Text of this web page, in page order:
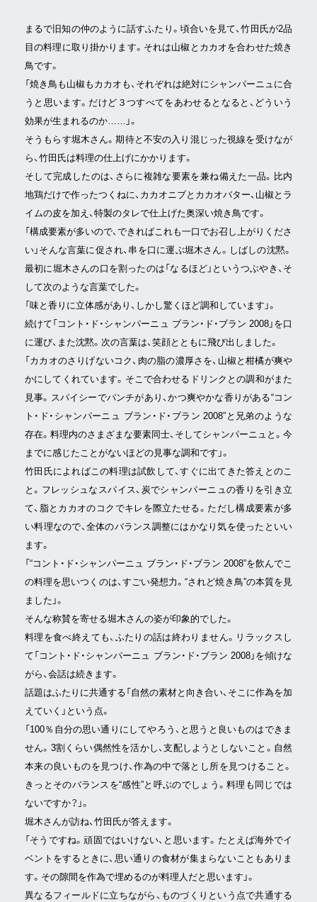
まるで旧知の仲のように話すふたり。頃合いを見て、竹田氏が2品
目の料理に取り掛かります。それは山椒とカカオを合わせた焼き
鳥です。
「焼き鳥も山椒もカカオも、それぞれは絶対にシャンパーニュに合
うと思います。だけど３つすべてをあわせるとなると、どういう
効果が生まれるのか……」。
そうもらす堀木さん。期待と不安の入り混じった視線を受けなが
ら、竹田氏は料理の仕上げにかかります。
そして完成したのは、さらに複雑な要素を兼ね備えた一品。比内
地鶏だけで作ったつくねに、カカオニブとカカオバター、山椒とラ
イムの皮を加え、特製のタレで仕上げた奥深い焼き鳥です。
「構成要素が多いので、できればこれも一口でお召し上がりくださ
い」そんな言葉に促され、串を口に運ぶ堀木さん。しばしの沈黙。
最初に堀木さんの口を割ったのは「なるほど」というつぶやき、そ
して次のような言葉でした。
「味と香りに立体感があり、しかし驚くほど調和しています」。
続けて「コント・ド・シャンパーニュ ブラン・ド・ブラン 2008」を口
に運び、また沈黙。次の言葉は、笑顔とともに飛び出しました。
「カカオのさりげないコク、肉の脂の濃厚さを、山椒と柑橘が爽や
かにしてくれています。そこで合わせるドリンクとの調和がまた
見事。スパイシーでパンチがあり、かつ爽やかな香りがある“コン
ト・ド・シャンパーニュ ブラン・ド・ブラン 2008”と兄弟のような
存在。料理内のさまざまな要素同士、そしてシャンパーニュと。今
までに感じたことがないほどの見事な調和です」。
竹田氏によればこの料理は試飲して、すぐに出てきた答えとのこ
と。フレッシュなスパイス、炭でシャンパーニュの香りを引き立
て、脂とカカオのコクでキレを際立たせる。ただし構成要素が多
い料理なので、全体のバランス調整にはかなり気を使ったといい
ます。
「“コント・ド・シャンパーニュ ブラン・ド・ブラン 2008”を飲んでこ
の料理を思いつくのは、すごい発想力。“されど焼き鳥”の本質を見
ました」。
そんな称賛を寄せる堀木さんの姿が印象的でした。
料理を食べ終えても、ふたりの話は終わりません。リラックスし
て「コント・ド・シャンパーニュ ブラン・ド・ブラン 2008」を傾けな
がら、会話は続きます。
話題はふたりに共通する「自然の素材と向き合い、そこに作為を加
えていく」という点。
「100％自分の思い通りにしてやろう、と思うと良いものはできま
せん。3割くらい偶然性を活かし、支配しようとしないこと。自然
本来の良いものを見つけ、作為の中で落とし所を見つけること。
きっとそのバランスを“感性”と呼ぶのでしょう。料理も同じでは
ないですか？」。
堀木さんが訪ね、竹田氏が答えます。
「そうですね。頑固ではいけない、と思います。たとえば海外でイ
ベントをするときに、思い通りの食材が集まらないこともありま
す。その隙間を作為で埋めるのが料理人だと思います」。
異なるフィールドに立ちながら、ものづくりという点で共通する